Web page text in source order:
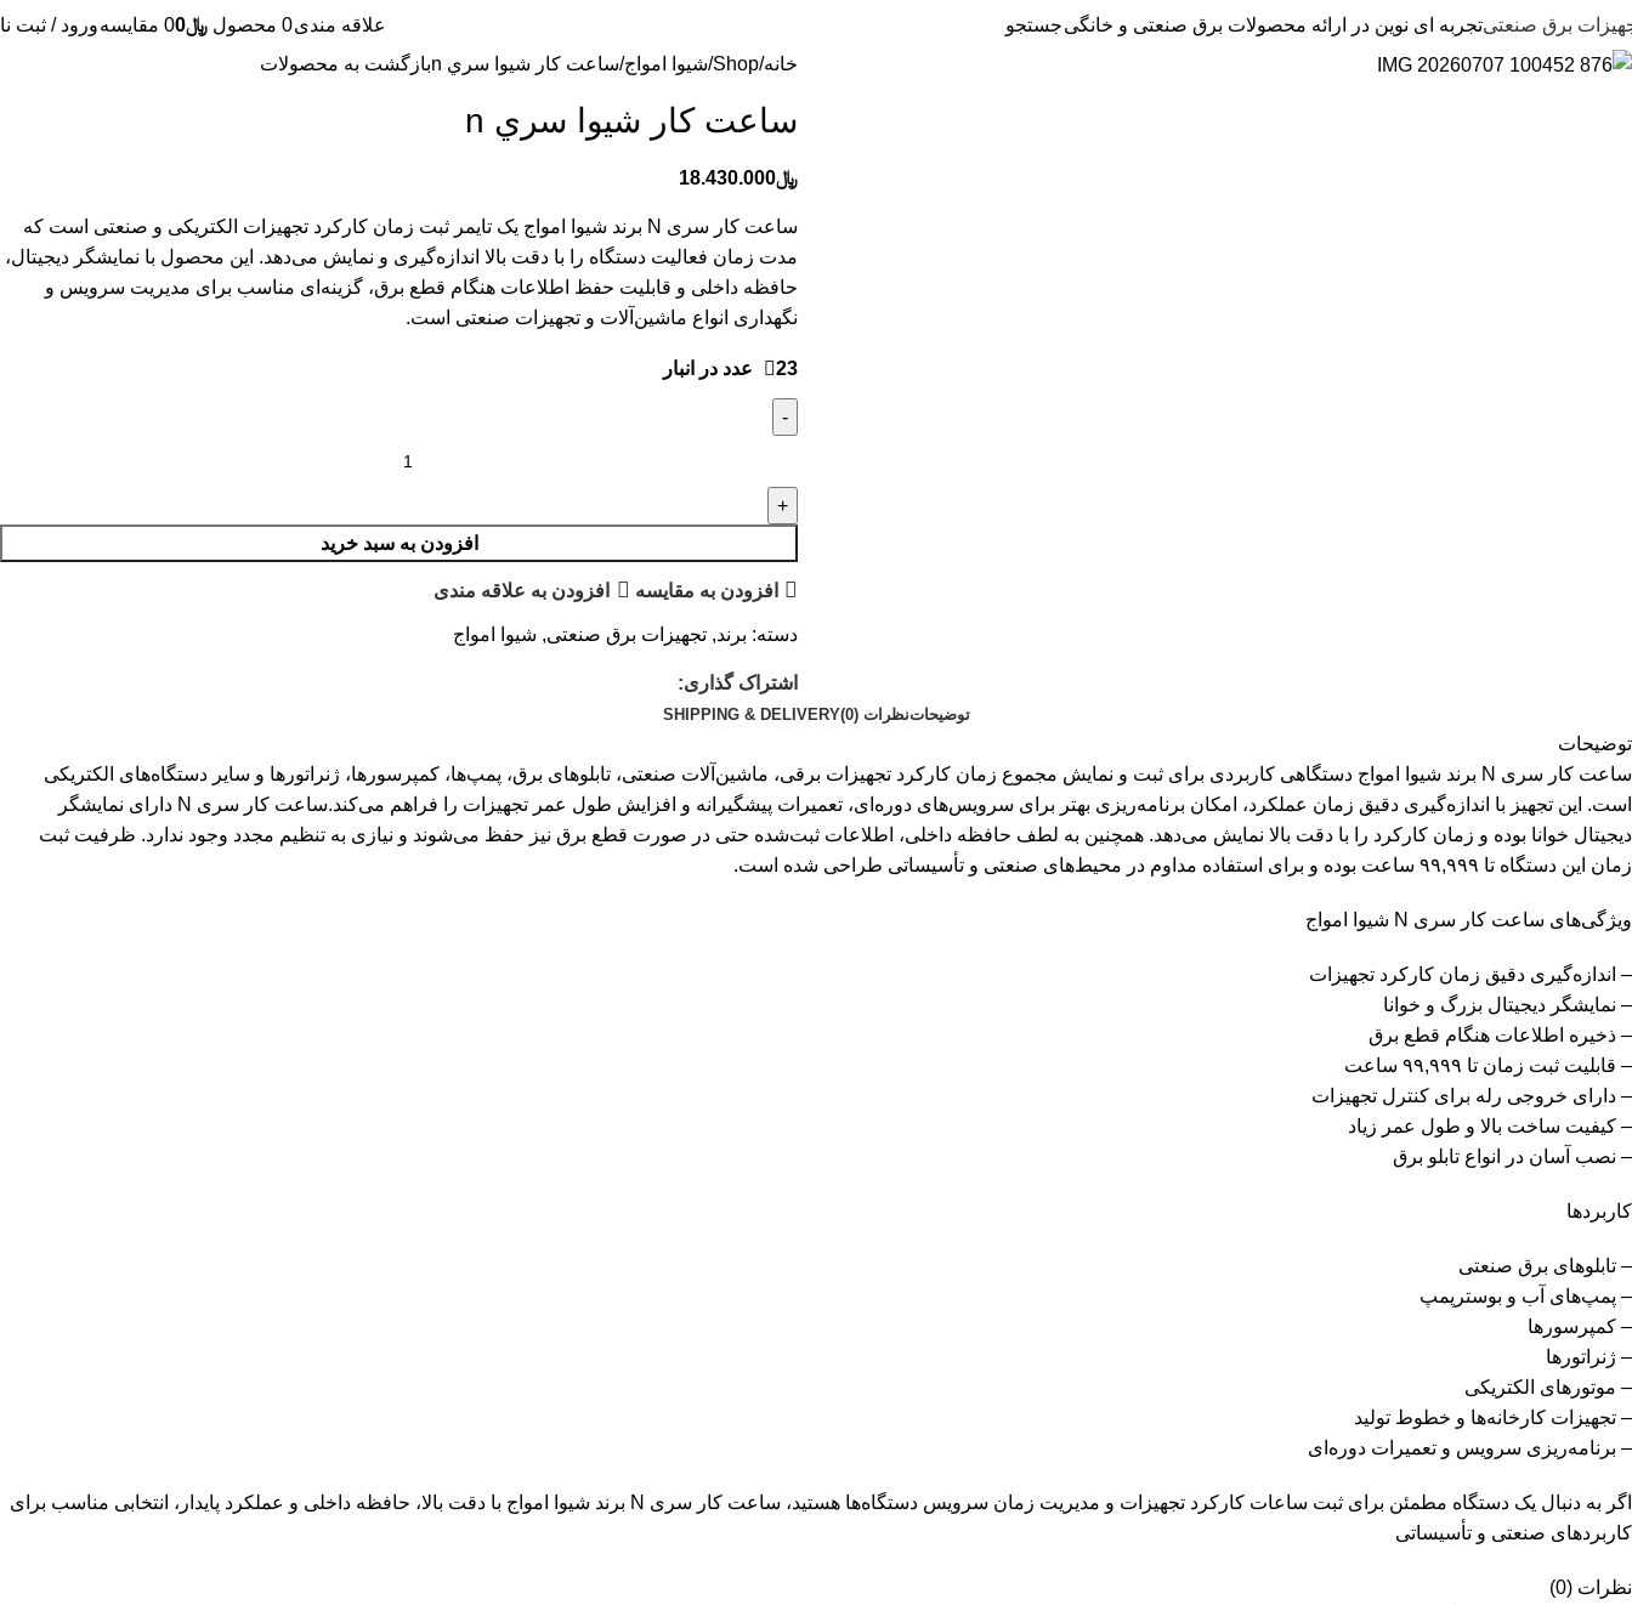
برق صنعتیتجربه ای نوین در ارائه محصولات برق صنعتی و خانگیجستجو علاقه مندی0 محصول ﷼0
0 مقایسهورود / ثبت
خانه Shop شیوا امواج ساعت كار شيوا سري n بازگشت به محصولات
ساعت كار شيوا سري n
﷼18.430.000
ساعت کار سری N برند شیوا امواج یک تایمر ثبت زمان کارکرد تجهیزات الکتریکی و صنعتی است که
مدت زمان فعالیت دستگاه را با دقت بالا اندازه‌گیری و نمایش می‌دهد. این محصول با نمایشگر دیجیتال،
حافظه داخلی و قابلیت حفظ اطلاعات هنگام قطع برق، گزینه‌ای مناسب برای مدیریت سرویس و
نگهداری انواع ماشین‌آلات و تجهیزات صنعتی است.
23 عدد در انبار
افزودن به سبد خرید
افزودن به مقایسه افزودن به علاقه مندی
دسته: برند, تجهیزات برق صنعتی, شیوا امواج
اشتراک گذاری:
توضیحاتنظرات (0) SHIPPING & DELIVERY
توضیحات
ساعت کار سری N برند شیوا امواج دستگاهی کاربردی برای ثبت و نمایش مجموع زمان کارکرد تجهیزات برقی، ماشین‌آلات صنعتی، تابلوهای برق، پمپ‌ها، کمپرسورها، ژنراتورها و سایر دستگاه‌های الکتریکی
است. این تجهیز با اندازه‌گیری دقیق زمان عملکرد، امکان برنامه‌ریزی بهتر برای سرویس‌های دوره‌ای، تعمیرات پیشگیرانه و افزایش طول عمر تجهیزات را فراهم می‌کند.ساعت کار سری N دارای نمایشگر
دیجیتال خوانا بوده و زمان کارکرد را با دقت بالا نمایش می‌دهد. همچنین به لطف حافظه داخلی، اطلاعات ثبت‌شده حتی در صورت قطع برق نیز حفظ می‌شوند و نیازی به تنظیم مجدد وجود ندارد. ظرفیت ثبت
زمان این دستگاه تا ۹۹,۹۹۹ ساعت بوده و برای استفاده مداوم در محیط‌های صنعتی و تأسیساتی طراحی شده است.
ویژگی‌های ساعت کار سری N شیوا امواج
– اندازه‌گیری دقیق زمان کارکرد تجهیزات
– نمایشگر دیجیتال بزرگ و خوانا
– ذخیره اطلاعات هنگام قطع برق
– قابلیت ثبت زمان تا ۹۹,۹۹۹ ساعت
– دارای خروجی رله برای کنترل تجهیزات
– کیفیت ساخت بالا و طول عمر زیاد
– نصب آسان در انواع تابلو برق
کاربردها
– تابلوهای برق صنعتی
– پمپ‌های آب و بوسترپمپ
– کمپرسورها
– ژنراتورها
– موتورهای الکتریکی
– تجهیزات کارخانه‌ها و خطوط تولید
– برنامه‌ریزی سرویس و تعمیرات دوره‌ای
اگر به دنبال یک دستگاه مطمئن برای ثبت ساعات کارکرد تجهیزات و مدیریت زمان سرویس دستگاه‌ها هستید، ساعت کار سری N برند شیوا امواج با دقت بالا، حافظه داخلی و عملکرد پایدار، انتخابی مناسب برای
کاربردهای صنعتی و تأسیساتی
نظرات (0)